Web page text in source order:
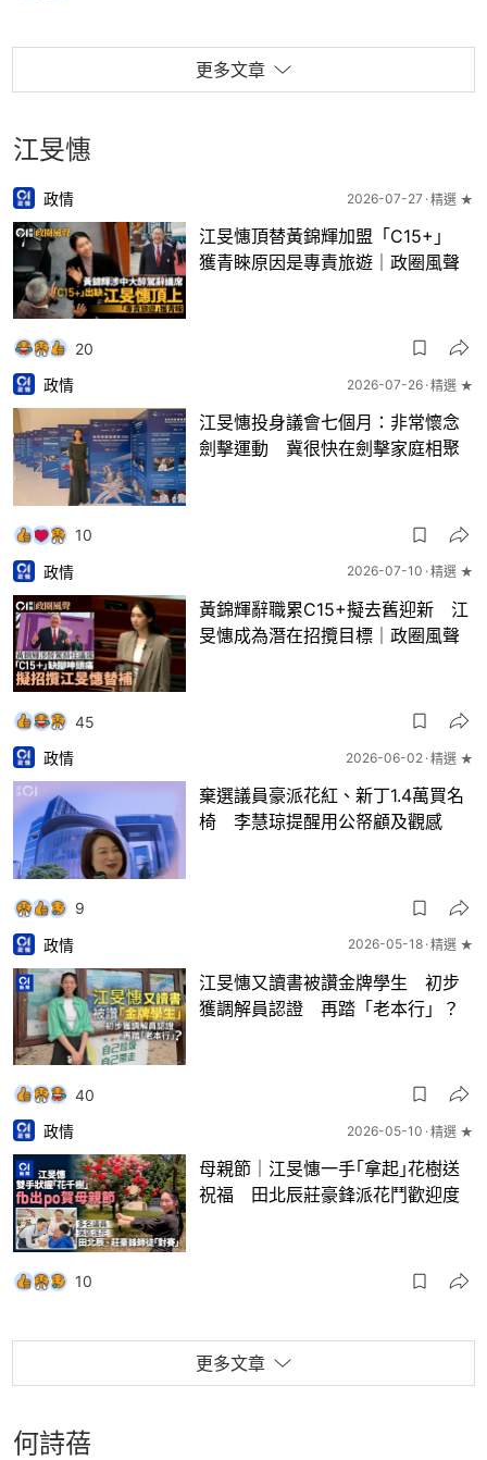
更多文章
江旻憓
政情 2026-07-27 精選 ★
江旻憓頂替黃錦輝加盟「C15+」
獲青睞原因是專責旅遊｜政圈風聲
20
政情
2026-07-26 精選 ★
江旻憓投身議會七個月：非常懷念
劍擊運動 冀很快在劍擊家庭相聚
10
政情
2026-07-10 精選 ★
黃錦輝辭職累C15+擬去舊迎新 江
旻憓成為潛在招攬目標｜政圈風聲
45
政情
2026-06-02 精選 ★
棄選議員豪派花紅、新丁1.4萬買名
椅 李慧琼提醒用公帑顧及觀感
9
政情
2026-05-18 精選 ★
江旻憓又讀書被讚金牌學生 初步
獲調解員認證 再踏「老本行」？
40
政情
2026-05-10 精選 ★
母親節｜江旻憓一手｢拿起｣花樹送
祝福 田北辰莊豪鋒派花鬥歡迎度
10
更多文章
何詩蓓